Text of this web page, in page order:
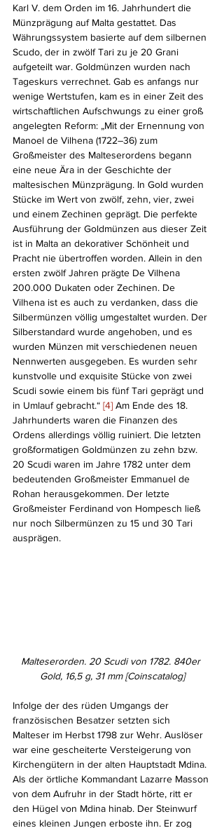
Karl V. dem Orden im 16. Jahrhundert die
Münzprägung auf Malta gestattet. Das
Währungssystem basierte auf dem silbernen
Scudo, der in zwölf Tari zu je 20 Grani
aufgeteilt war. Goldmünzen wurden nach
Tageskurs verrechnet. Gab es anfangs nur
wenige Wertstufen, kam es in einer Zeit des
wirtschaftlichen Aufschwungs zu einer groß
angelegten Reform: „Mit der Ernennung von
Manoel de Vilhena (1722–36) zum
Großmeister des Malteserordens begann
eine neue Ära in der Geschichte der
maltesischen Münzprägung. In Gold wurden
Stücke im Wert von zwölf, zehn, vier, zwei
und einem Zechinen geprägt. Die perfekte
Ausführung der Goldmünzen aus dieser Zeit
ist in Malta an dekorativer Schönheit und
Pracht nie übertroffen worden. Allein in den
ersten zwölf Jahren prägte De Vilhena
200.000 Dukaten oder Zechinen. De
Vilhena ist es auch zu verdanken, dass die
Silbermünzen völlig umgestaltet wurden. Der
Silberstandard wurde angehoben, und es
wurden Münzen mit verschiedenen neuen
Nennwerten ausgegeben. Es wurden sehr
kunstvolle und exquisite Stücke von zwei
Scudi sowie einem bis fünf Tari geprägt und
in Umlauf gebracht.“ [4] Am Ende des 18.
Jahrhunderts waren die Finanzen des
Ordens allerdings völlig ruiniert. Die letzten
großformatigen Goldmünzen zu zehn bzw.
20 Scudi waren im Jahre 1782 unter dem
bedeutenden Großmeister Emmanuel de
Rohan herausgekommen. Der letzte
Großmeister Ferdinand von Hompesch ließ
nur noch Silbermünzen zu 15 und 30 Tari
ausprägen.
Malteserorden. 20 Scudi von 1782. 840er
Gold, 16,5 g, 31 mm [Coinscatalog]
Infolge der des rüden Umgangs der
französischen Besatzer setzten sich
Malteser im Herbst 1798 zur Wehr. Auslöser
war eine gescheiterte Versteigerung von
Kirchengütern in der alten Hauptstadt Mdina.
Als der örtliche Kommandant Lazarre Masson
von dem Aufruhr in der Stadt hörte, ritt er
den Hügel von Mdina hinab. Der Steinwurf
eines kleinen Jungen erboste ihn. Er zog